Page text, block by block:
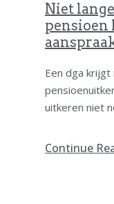
Niet
pensioen
Een dga
uitkeren niet
Continue